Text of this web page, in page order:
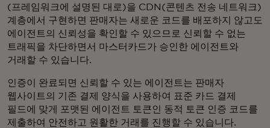
(프레임워크에 설명된 대로)을 CDN(콘텐츠 전송 네트워크)
계층에서 구현하면 판매자는 새로운 코드를 배포하지 않고도
에이전트의 신뢰성을 확인할 수 있으므로 신뢰할 수 없는
트래픽을 차단하면서 마스터카드가 승인한 에이전트와
거래할 수 있습니다.
인증이 완료되면 신뢰할 수 있는 에이전트는 판매자
웹사이트의 기존 결제 양식을 사용하여 표준 카드 결제
필드에 맞게 포맷된 에이전트 토큰인 동적 토큰 인증 코드를
제출하여 안전하고 원활한 거래를 진행할 수 있습니다.